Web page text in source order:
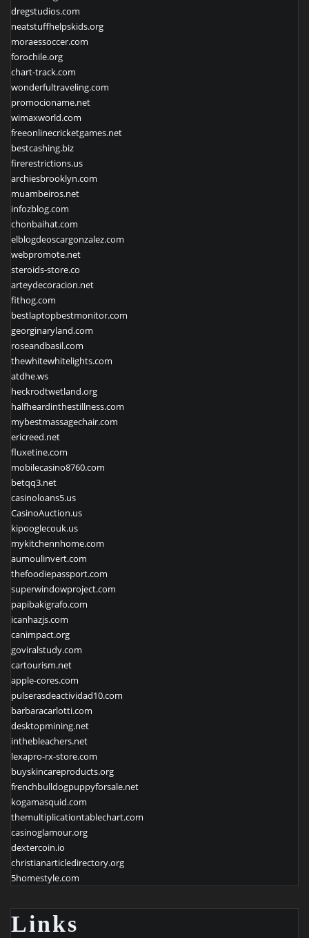
dregstudios.com
neatstuffhelpskids.org
moraessoccer.com
forochile.org
chart-track.com
wonderfultraveling.com
promocioname.net
wimaxworld.com
freeonlinecricketgames.net
bestcashing.biz
firerestrictions.us
archiesbrooklyn.com
muambeiros.net
infozblog.com
chonbaihat.com
elblogdeoscargonzalez.com
webpromote.net
steroids-store.co
arteydecoracion.net
fithog.com
bestlaptopbestmonitor.com
georginaryland.com
roseandbasil.com
thewhitewhitelights.com
atdhe.ws
heckrodtwetland.org
halfheardinthestillness.com
mybestmassagechair.com
ericreed.net
fluxetine.com
mobilecasino8760.com
betqq3.net
casinoloans5.us
CasinoAuction.us
kipooglecouk.us
mykitchennhome.com
aumoulinvert.com
thefoodiepassport.com
superwindowproject.com
papibakigrafo.com
icanhazjs.com
canimpact.org
goviralstudy.com
cartourism.net
apple-cores.com
pulserasdeactividad10.com
barbaracarlotti.com
desktopmining.net
inthebleachers.net
lexapro-rx-store.com
buyskincareproducts.org
frenchbulldogpuppyforsale.net
kogamasquid.com
themultiplicationtablechart.com
casinoglamour.org
dextercoin.io
christianarticledirectory.org
5homestyle.com
Links